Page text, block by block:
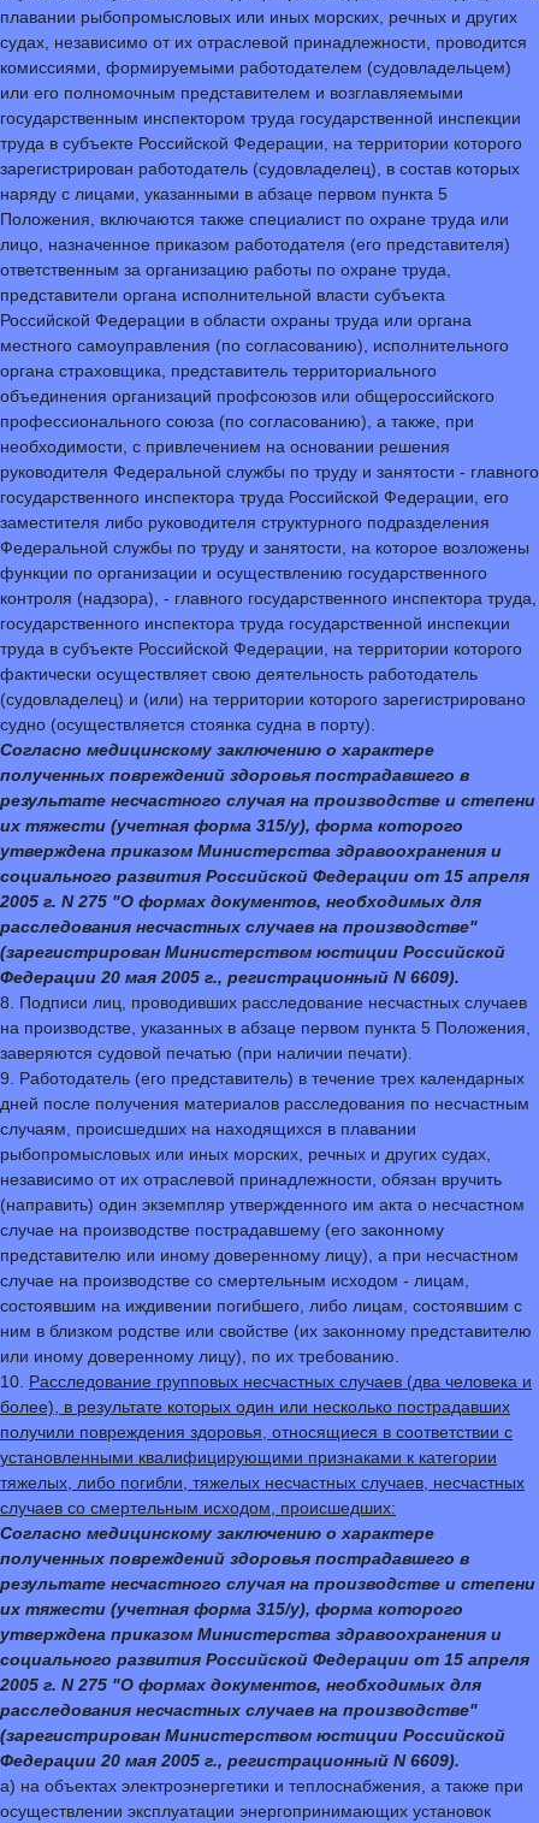
плавании рыбопромысловых или иных морских, речных и других
судах, независимо от их отраслевой принадлежности, проводится
комиссиями, формируемыми работодателем (судовладельцем)
или его полномочным представителем и возглавляемыми
государственным инспектором труда государственной инспекции
труда в субъекте Российской Федерации, на территории которого
зарегистрирован работодатель (судовладелец), в состав которых
наряду с лицами, указанными в абзаце первом пункта 5
Положения, включаются также специалист по охране труда или
лицо, назначенное приказом работодателя (его представителя)
ответственным за организацию работы по охране труда,
представители органа исполнительной власти субъекта
Российской Федерации в области охраны труда или органа
местного самоуправления (по согласованию), исполнительного
органа страховщика, представитель территориального
объединения организаций профсоюзов или общероссийского
профессионального союза (по согласованию), а также, при
необходимости, с привлечением на основании решения
руководителя Федеральной службы по труду и занятости - главного
государственного инспектора труда Российской Федерации, его
заместителя либо руководителя структурного подразделения
Федеральной службы по труду и занятости, на которое возложены
функции по организации и осуществлению государственного
контроля (надзора), - главного государственного инспектора труда,
государственного инспектора труда государственной инспекции
труда в субъекте Российской Федерации, на территории которого
фактически осуществляет свою деятельность работодатель
(судовладелец) и (или) на территории которого зарегистрировано
судно (осуществляется стоянка судна в порту).
Согласно медицинскому заключению о характере
полученных повреждений здоровья пострадавшего в
результате несчастного случая на производстве и степени
их тяжести (учетная форма 315/у), форма которого
утверждена приказом Министерства здравоохранения и
социального развития Российской Федерации от 15 апреля
2005 г. N 275 "О формах документов, необходимых для
расследования несчастных случаев на производстве"
(зарегистрирован Министерством юстиции Российской
Федерации 20 мая 2005 г., регистрационный N 6609).
8. Подписи лиц, проводивших расследование несчастных случаев
на производстве, указанных в абзаце первом пункта 5 Положения,
заверяются судовой печатью (при наличии печати).
9. Работодатель (его представитель) в течение трех календарных
дней после получения материалов расследования по несчастным
случаям, происшедших на находящихся в плавании
рыбопромысловых или иных морских, речных и других судах,
независимо от их отраслевой принадлежности, обязан вручить
(направить) один экземпляр утвержденного им акта о несчастном
случае на производстве пострадавшему (его законному
представителю или иному доверенному лицу), а при несчастном
случае на производстве со смертельным исходом - лицам,
состоявшим на иждивении погибшего, либо лицам, состоявшим с
ним в близком родстве или свойстве (их законному представителю
или иному доверенному лицу), по их требованию.
10. Расследование групповых несчастных случаев (два человека и
более), в результате которых один или несколько пострадавших
получили повреждения здоровья, относящиеся в соответствии с
установленными квалифицирующими признаками к категории
тяжелых, либо погибли, тяжелых несчастных случаев, несчастных
случаев со смертельным исходом, происшедших:
Согласно медицинскому заключению о характере
полученных повреждений здоровья пострадавшего в
результате несчастного случая на производстве и степени
их тяжести (учетная форма 315/у), форма которого
утверждена приказом Министерства здравоохранения и
социального развития Российской Федерации от 15 апреля
2005 г. N 275 "О формах документов, необходимых для
расследования несчастных случаев на производстве"
(зарегистрирован Министерством юстиции Российской
Федерации 20 мая 2005 г., регистрационный N 6609).
а) на объектах электроэнергетики и теплоснабжения, а также при
осуществлении эксплуатации энергопринимающих установок